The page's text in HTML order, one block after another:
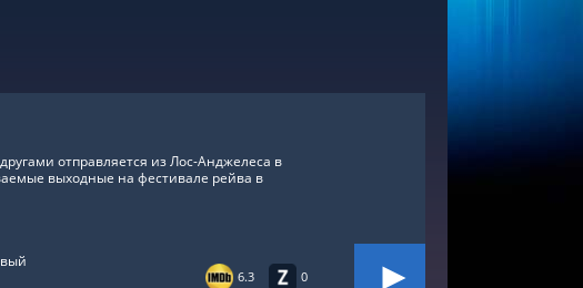
6.3 0
отправляется из Лос-Анджелеса в
выходные на фестивале рейва в